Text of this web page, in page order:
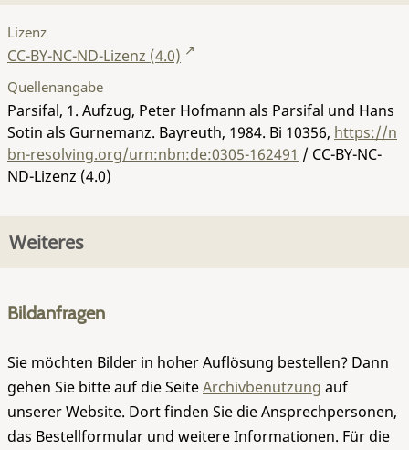
Lizenz
CC-BY-NC-ND-Lizenz (4.0)
Quellenangabe
Parsifal, 1. Aufzug, Peter Hofmann als Parsifal und Hans
Sotin als Gurnemanz. Bayreuth, 1984. Bi 10356, https://n
bn-resolving.org/urn:nbn:de:0305-162491 / CC-BY-NC-
ND-Lizenz (4.0)
Weiteres
Bildanfragen
Sie möchten Bilder in hoher Auflösung bestellen? Dann
gehen Sie bitte auf die SeiteArchivbenutzung auf
unserer Website. Dort finden Sie die Ansprechpersonen,
das Bestellformular und weitere Informationen. Für die